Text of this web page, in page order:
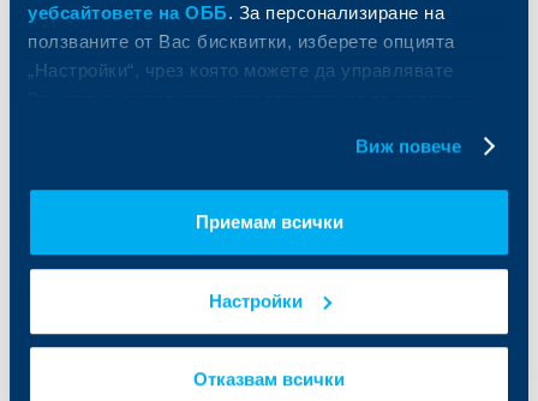
уебсайтовете на ОББ. За персонализиране на
ползваните от Вас бисквитки, изберете опцията
„Настройки“, чрез която можете да управлявате
Виж повече
Приемам всички
Настройки
Отказвам всички
За ОББ
Кои сме ние
Европейско финансиране
Други документи
Групата на KBC
ДЗИ
ОББ Застрахователен брокер
Условия за ползване на сайта
Защита на личните данни
Важни документи